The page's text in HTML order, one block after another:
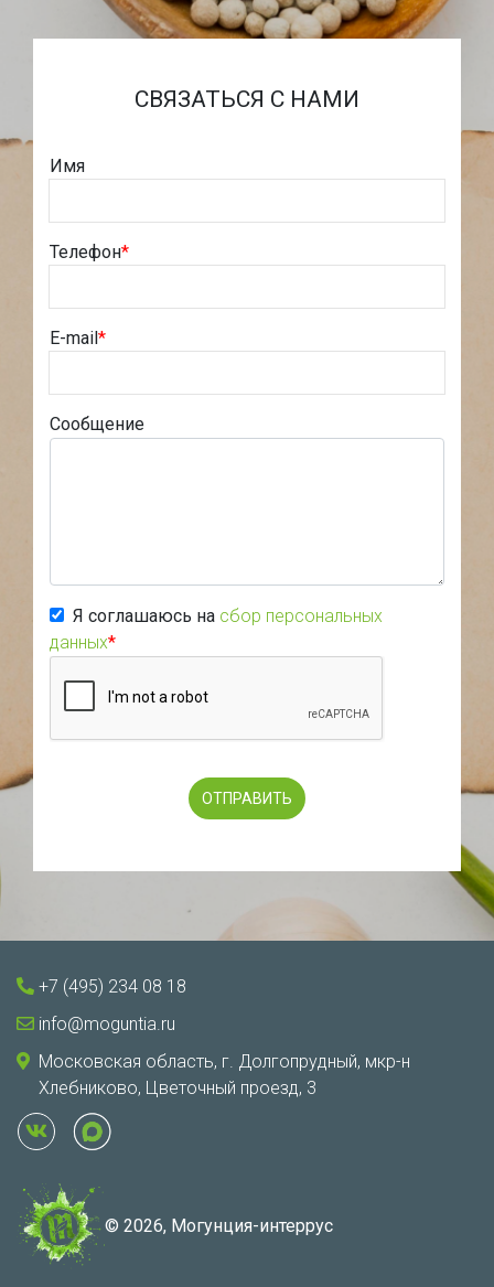
СВЯЗАТЬСЯ С НАМИ
Имя
Телефон*
E-mail*
Сообщение
Я соглашаюсь на сбор персональных
данных*
+7 (495) 234 08 18
info@moguntia.ru
Московская область, г. Долгопрудный, мкр-н
Хлебниково, Цветочный проезд, 3
© 2026, Могунция-интеррус